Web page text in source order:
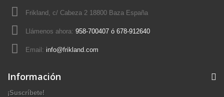
Frikland, c/ Cabeza 2 18800 Baza España
Llámenos ahora: 958-700407 ó 678-912640
Email: info@frikland.com
Información
¡Suscríbete!